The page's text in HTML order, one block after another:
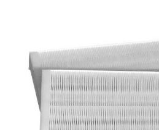
images
gallery